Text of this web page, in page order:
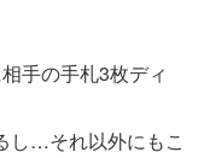
手の手札3枚ディ
し…それ以外にもこ